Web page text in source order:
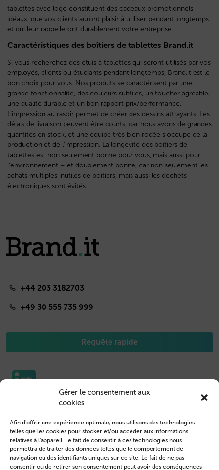
Gérer le consentement aux
cookies
Afin d'offrir une expérience optimale, nous utilisons des technologies
telles que les cookies pour stocker et/ou accéder aux informations
relatives à l'appareil. Le fait de consentir à ces technologies nous
permettra de traiter des données telles que le comportement de
navigation ou des identifiants uniques sur ce site. Le fait de ne pas
consentir ou de retirer son consentement peut avoir des conséquences
tablettes avec logo constituent des cadeaux promotionnels
idéaux, que vos clients auront plaisir à utiliser pendant longtemps
et qui leur rappelleront durablement votre entreprise.
Caractéristiques des boîtiers de tablettes Brand.it
Si vous recherchez des étuis à tablettes qui seront utilisés par vos
employés, clients ou étudiants pendant longtemps, Brand.it est le
bon choix pour vous. Nos produits se caractérisent par une
grande fonctionnalité, des couleurs subtiles, un toucher agréable,
une qualité durable et un bon rapport prix/performance.
L’impression au rasoir permet de créer des dessins attrayants. Les
délais de livraison peuvent être courts, car nous avons de grandes
quantités en stock, et une équipe très bien rodée s’occupe de la
production et de l’impression. La longévité des boîtiers de
tablettes est non seulement bonne pour vous, mais aussi pour
l’environnement – et doublement bonne, car non seulement les
achats multiples inutiles de boîtiers, mais aussi les déchets
électroniques sont évités.
+44 203 3182703
+49 30 555 735 999
Requête rapide
Housse de Tablet
Devenir revendeur
Profil de l’entreprise
Connexion des clients
Mentions légales
Conditions générales